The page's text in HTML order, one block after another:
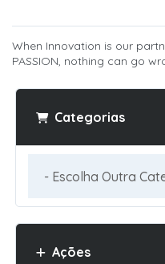
When Innovation is our
PASSION, nothing can go
Categorias
Ações